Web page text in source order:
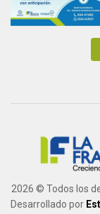
2026 © Todos los
Desarrollado por